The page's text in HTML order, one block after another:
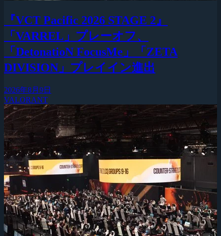
『VCT Pacific 2026 STAGE 2』
「VARREL」プレーオフ、
「DetonatioN FocusMe」「ZETA
DIVISION」プレイイン進出
2026年8月9日
VALORANT